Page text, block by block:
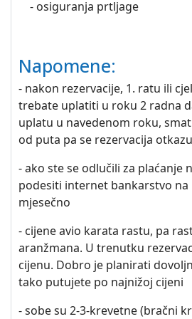
- osiguranja prtljage
Napomene:
- nakon rezervacije, 1. ratu ili
trebate uplatiti u roku 2 radna
uplatu u navedenom roku,
od puta pa se rezervacija
- ako ste se odlučili za plaćanje
podesiti internet bankarstvo na
mjesečno
- cijene avio karata rastu, pa
aranžmana. U trenutku
cijenu. Dobro je planirati
tako putujete po najnižoj cijeni
- sobe su 2-3-krevetne (bračni